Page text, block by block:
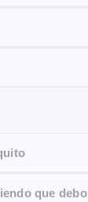
que debo